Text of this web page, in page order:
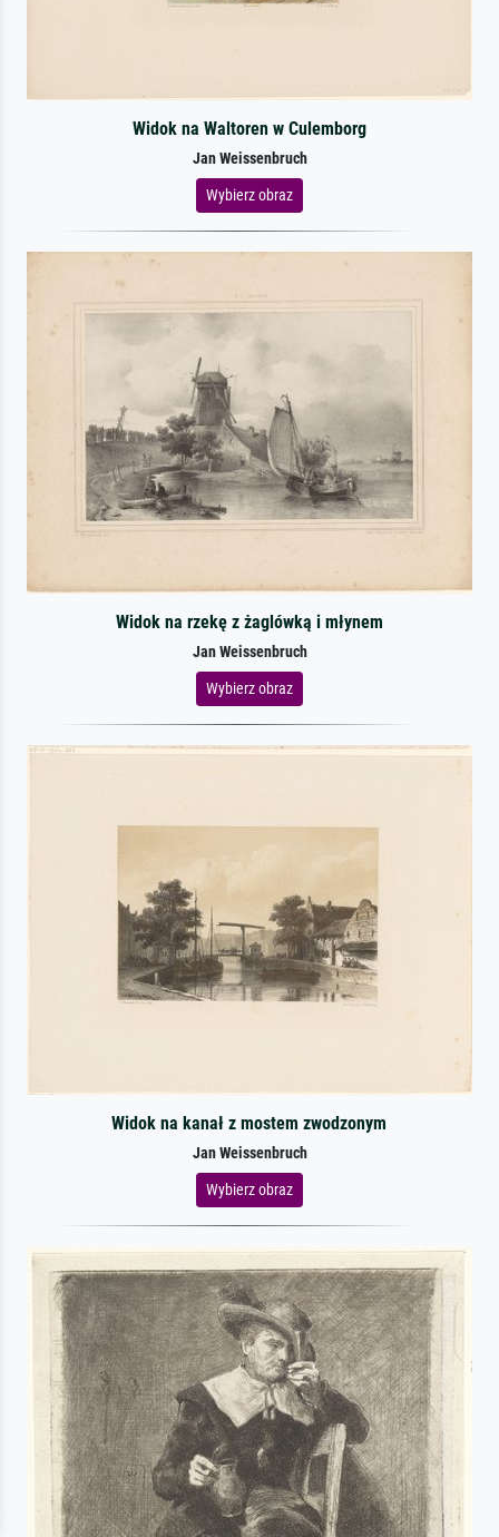
Widok na Waltoren w Culemborg
Jan Weissenbruch
Wybierz obraz
Widok na rzekę z żaglówką i młynem
Jan Weissenbruch
Wybierz obraz
Widok na kanał z mostem zwodzonym
Jan Weissenbruch
Wybierz obraz